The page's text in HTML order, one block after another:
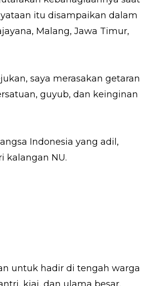
itu disampaikan dalam
Malang, Jawa Timur,
saya merasakan getaran
guyub, dan keinginan
Indonesia yang adil,
kalangan NU.
untuk hadir di tengah warga